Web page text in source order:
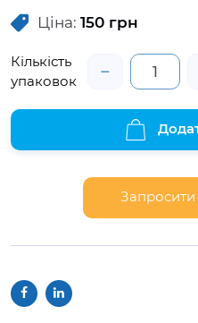
привабливість,
властивості. У цій
яка фіксується за
внутрішній частині.
Ціна: 150 грн
Кількість
упаковок
−
Запросити